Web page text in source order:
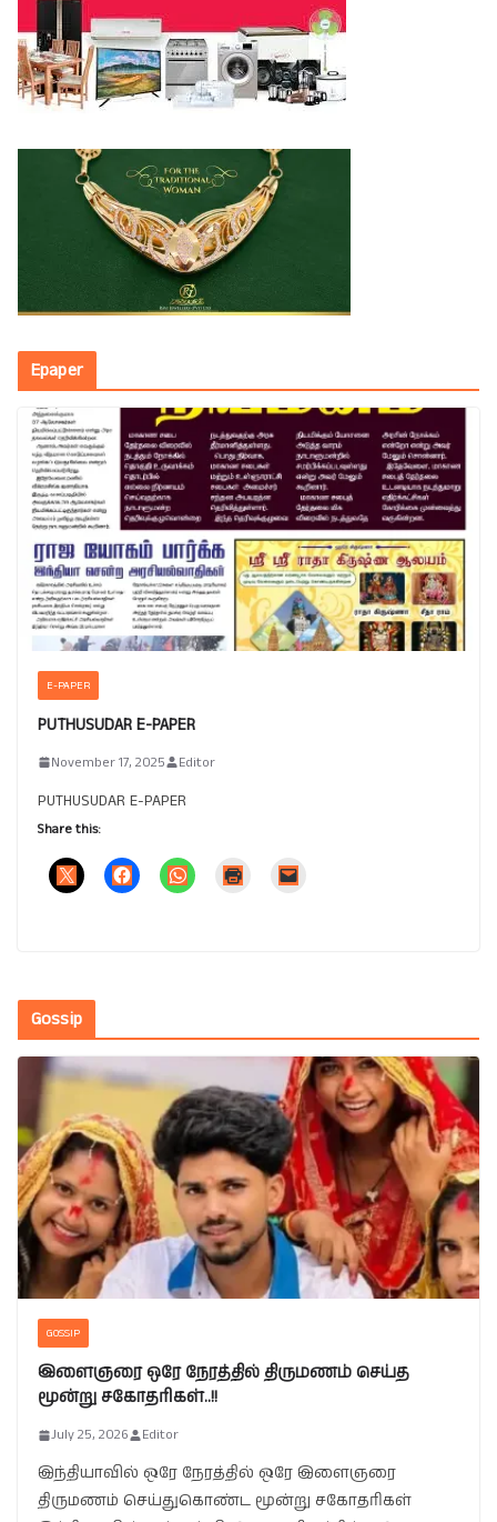
Epaper
E-PAPER
PUTHUSUDAR E-PAPER
November 17, 2025 Editor
PUTHUSUDAR E-PAPER
Share this:
Gossip
GOSSIP
இளைஞரை ஒரே நேரத்தில் திருமணம் செய்த
மூன்று சகோதரிகள்..!!
July 25, 2026 Editor
இந்தியாவில் ஒரே நேரத்தில் ஒரே இளைஞரை
திருமணம் செய்துகொண்ட மூன்று சகோதரிகள்